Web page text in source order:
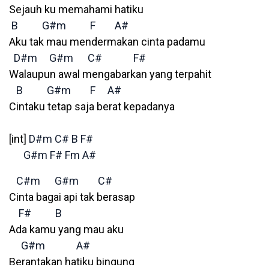
Sejauh ku memahami hatiku
B
G#m F
A#
Aku tak mau mendermakan cinta padamu
D#m
G#m C#
F#
Walaupun awal mengabarkan yang terpahit
B
G#m F
A#
Cintaku tetap saja berat kepadanya
[int] D#m C# B F#
G#m F# Fm A#
C#m G#m
C#
Cinta bagai api tak berasap
F#
B
Ada kamu yang mau aku
G#m
A#
Berantakan hatiku bingung